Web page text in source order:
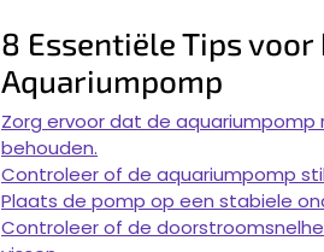
8 Essentiële Tips voor
Aquariumpomp
Zorg ervoor dat de
behouden.
Controleer of de aquariumpomp
Plaats de pomp op een stabiele
Controleer of de